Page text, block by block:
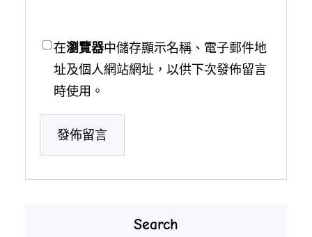
在瀏覽器中儲存顯示名稱、電子郵件地
址及個人網站網址，以供下次發佈留言
時使用。
Search